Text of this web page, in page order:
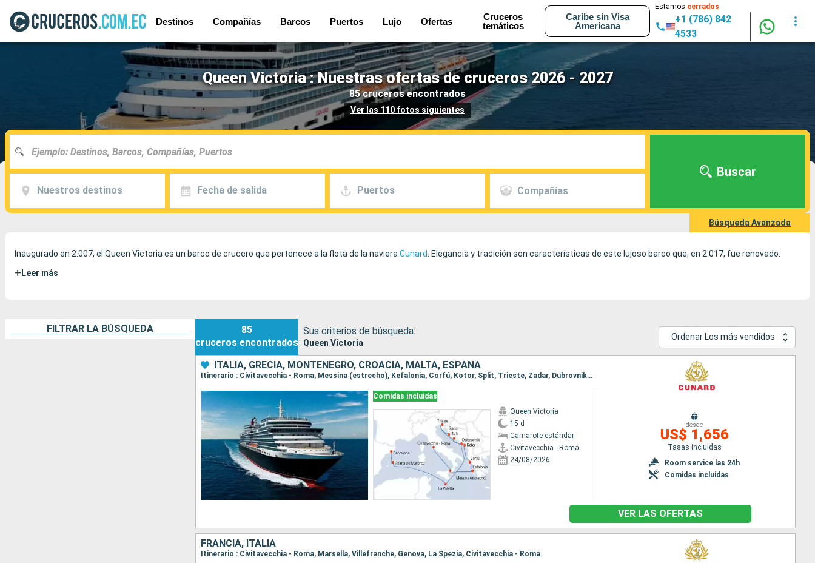
Destinos Compañías Barcos Puertos Lujo Ofertas
Cruceros
temáticos
Caribe sin Visa
Americana
Estamos cerrados
+1 (786) 842
4533
Queen Victoria : Nuestras ofertas de cruceros 2026 - 2027
85 cruceros encontrados
Ver las 110 fotos siguientes
Nuestros destinos Fecha de salida Puertos Compañías
Buscar
Búsqueda Avanzada
Inaugurado en 2.007, el Queen Victoria es un barco de crucero que pertenece a la flota de la naviera Cunard . Elegancia y tradición son características de este lujoso barco que, en 2.017, fue renovado.
+ Leer más
FILTRAR LA BÚSQUEDA
85
cruceros encontrados
Sus criterios de búsqueda:
Queen Victoria
Ordenar Los más vendidos
ITALIA, GRECIA, MONTENEGRO, CROACIA, MALTA, ESPAÑA
Itinerario : Civitavecchia - Roma, Messina (estrecho), Kefalonia, Corfú, Kotor, Split, Trieste, Zadar, Dubrovnik, La Valetta, Palma de Mallorca, Barcelona
Comidas incluidas
Queen Victoria
15 d
Camarote estándar
Civitavecchia - Roma
24/08/2026
desde
US$ 1,656
Tasas incluidas
Room service las 24h
Comidas incluidas
VER LAS OFERTAS
FRANCIA, ITALIA
Itinerario : Civitavecchia - Roma, Marsella, Villefranche, Genova, La Spezia, Civitavecchia - Roma